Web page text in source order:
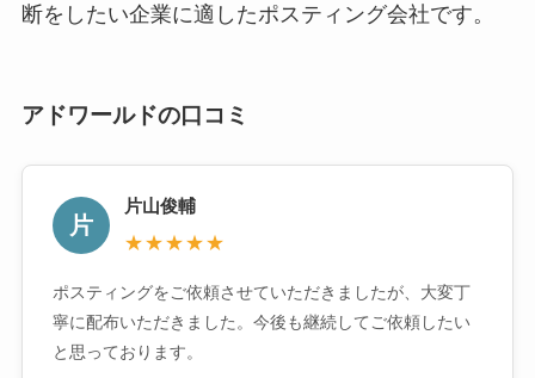
断をしたい企業に適したポスティング会社です。
アドワールドの口コミ
片
片山俊輔
★★★★★
ポスティングをご依頼させていただきましたが、大変丁
寧に配布いただきました。今後も継続してご依頼したい
と思っております。